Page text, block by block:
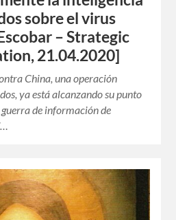
sobre el virus
– Strategic
21.04.2020]
China, una operación
ya está alcanzando su punto
de información de